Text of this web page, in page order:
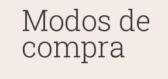
Modos de
compra